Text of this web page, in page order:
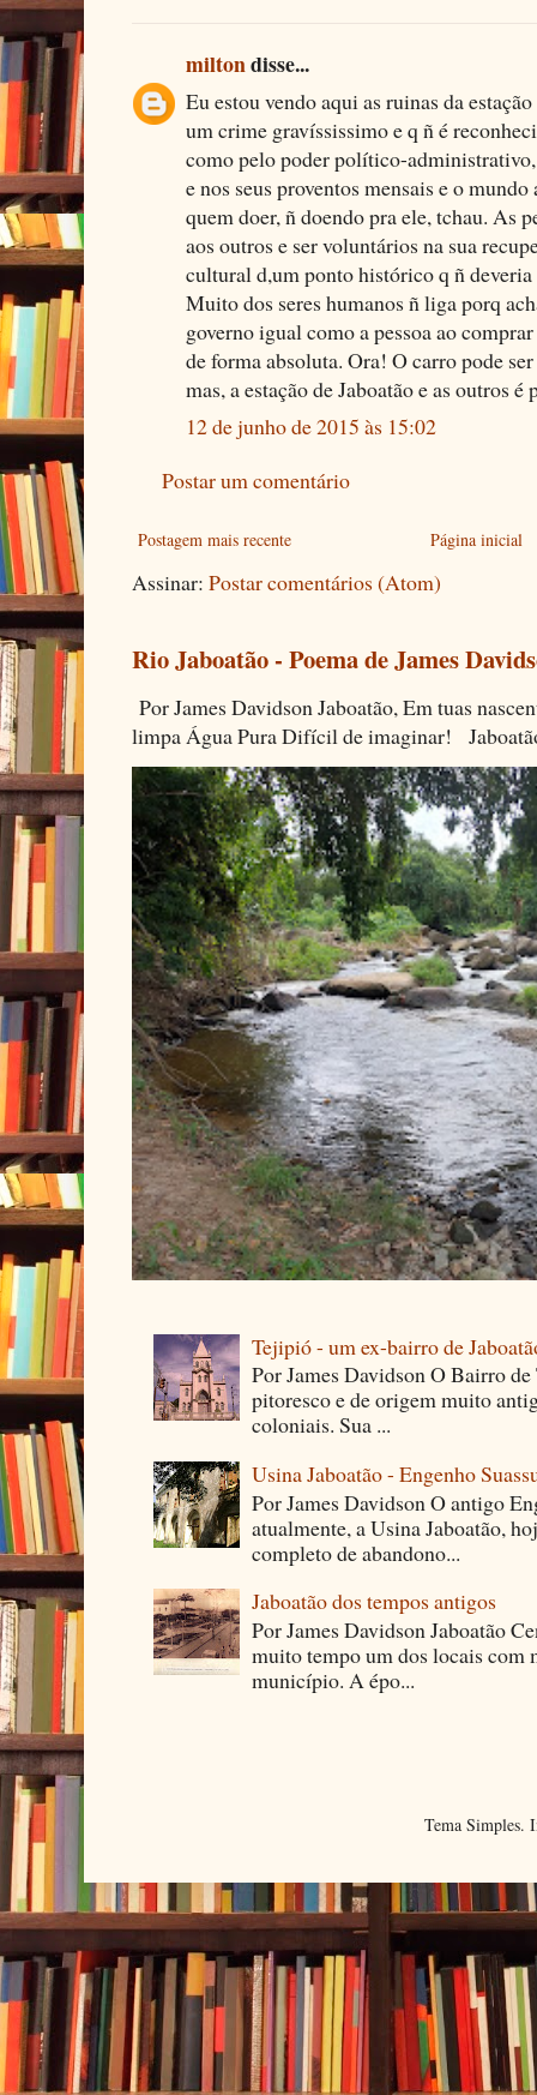
miltondisse...
Eu estou vendo aqui as ruinas da
um crime gravíssissimo e q ñ é
como pelo poder político-
e nos seus proventos mensais e o
quem doer, ñ doendo pra ele, tchau. As
aos outros e ser voluntários na sua
cultural d,um ponto histórico q ñ
Muito dos seres humanos ñ liga porq
governo igual como a pessoa ao
de forma absoluta. Ora! O carro pode
mas, a estação de Jaboatão e as outros
12 de junho de 2015 às 15:02
Postar um comentário
Postagem mais recente Página inicial
Assinar: Postar comentários (Atom)
Rio Jaboatão - Poema de James
Por James Davidson Jaboatão, Em tuas
limpa Água Pura Difícil de imaginar!
Tejipió - um ex-bairro de
Por James Davidson O Bairro
pitoresco e de origem muito
coloniais. Sua ...
Usina Jaboatão - Engenho
Por James Davidson O antigo
atualmente, a Usina Jaboatão,
completo de abandono...
Jaboatão dos tempos antigos
Por James Davidson Jaboatão
muito tempo um dos locais com
município. A épo...
Tema Simples.